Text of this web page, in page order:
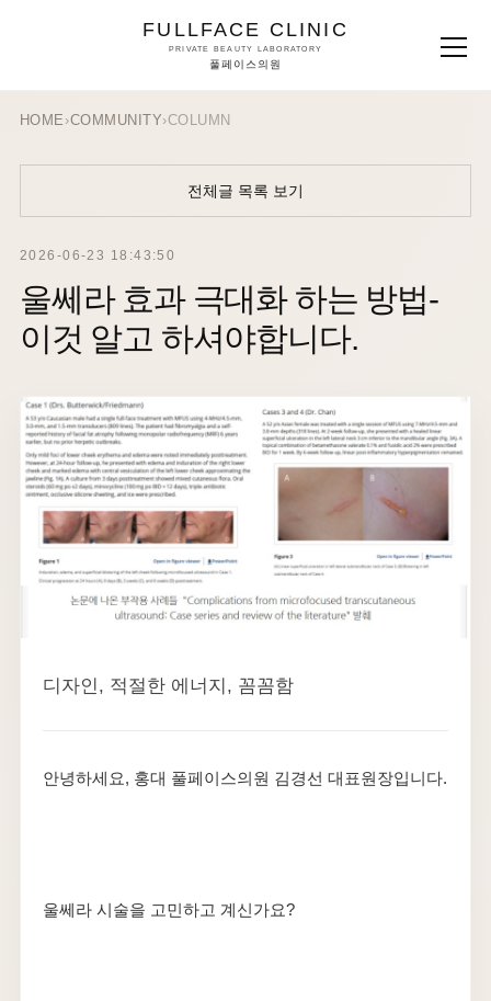
FULLFACE CLINIC
PRIVATE BEAUTY LABORATORY
풀페이스의원
HOME ›COMMUNITY›COLUMN
전체글 목록 보기
2026-06-23 18:43:50
울쎄라 효과 극대화 하는 방법-
이것 알고 하셔야합니다.
디자인, 적절한 에너지, 꼼꼼함
안녕하세요, 홍대 풀페이스의원 김경선 대표원장입니다.
울쎄라 시술을 고민하고 계신가요?